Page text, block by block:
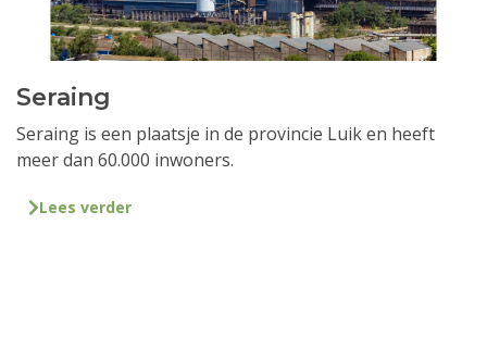
Seraing
Seraing is een plaatsje in de provincie Luik en heeft
meer dan 60.000 inwoners.
Lees verder